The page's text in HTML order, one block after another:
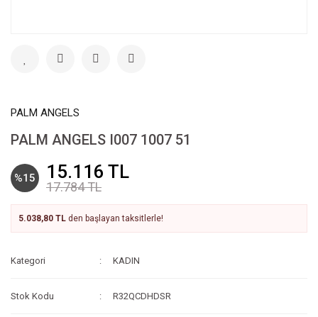
PALM ANGELS
PALM ANGELS I007 1007 51
%15 15.116 TL
17.784 TL
5.038,80 TL den başlayan taksitlerle!
Kategori KADIN
Stok Kodu R32QCDHDSR